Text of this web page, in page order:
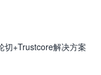
切+Trustcore解决方案